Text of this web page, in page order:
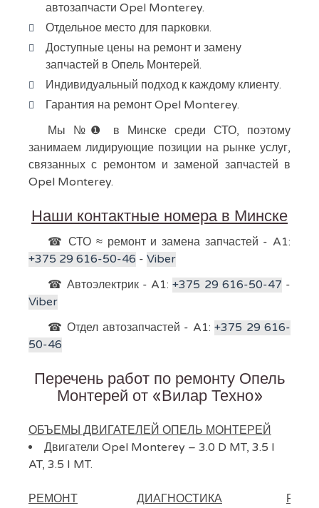
автозапчасти Opel Monterey.
Отдельное место для парковки.
Доступные цены на ремонт и замену
запчастей в Опель Монтерей.
Индивидуальный подход к каждому клиенту.
Гарантия на ремонт Opel Monterey.
Мы №❶ в Минске среди СТО, поэтому
занимаем лидирующие позиции на рынке услуг,
связанных с ремонтом и заменой запчастей в
Opel Monterey.
Наши контактные номера в Минске
☎ СТО ≈ ремонт и замена запчастей - A1:
+375 29 616-50-46 - Viber
☎ Автоэлектрик - A1:+375 29 616-50-47 -
Viber
☎ Отдел автозапчастей - A1:+375 29 616-
50-46
Перечень работ по ремонту Опель
Монтерей от «Вилар Техно»
ОБЪЕМЫ ДВИГАТЕЛЕЙ ОПЕЛЬ МОНТЕРЕЙ
Двигатели Opel Monterey – 3.0 D MT, 3.5 I
AT, 3.5 I MT.
РЕМОНТ
ДИАГНОСТИКА